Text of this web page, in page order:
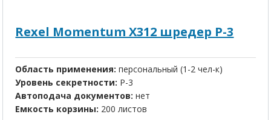
Rexel Momentum X312 шредер P-3
Область применения:персональный (1-2 чел-к)
Уровень секретности: P-3
Автоподача документов:нет
Емкость корзины: 200 листов